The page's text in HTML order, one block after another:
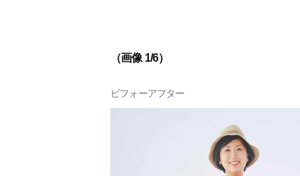
（画像 1/6）
ビフォーアフター